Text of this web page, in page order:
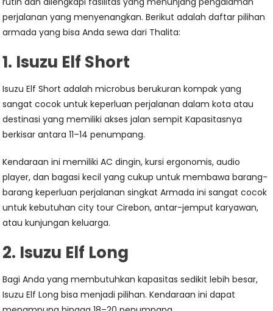
perjalanan yang menyenangkan. Berikut adalah daftar pilihan
armada yang bisa Anda sewa dari Thalita:
1. Isuzu Elf Short
Isuzu Elf Short adalah microbus berukuran kompak yang
sangat cocok untuk keperluan perjalanan dalam kota atau
destinasi yang memiliki akses jalan sempit Kapasitasnya
berkisar antara 11–14 penumpang.
Kendaraan ini memiliki AC dingin, kursi ergonomis, audio
player, dan bagasi kecil yang cukup untuk membawa barang-
barang keperluan perjalanan singkat Armada ini sangat cocok
untuk kebutuhan city tour Cirebon, antar-jemput karyawan,
atau kunjungan keluarga.
2. Isuzu Elf Long
Bagi Anda yang membutuhkan kapasitas sedikit lebih besar,
Isuzu Elf Long bisa menjadi pilihan. Kendaraan ini dapat